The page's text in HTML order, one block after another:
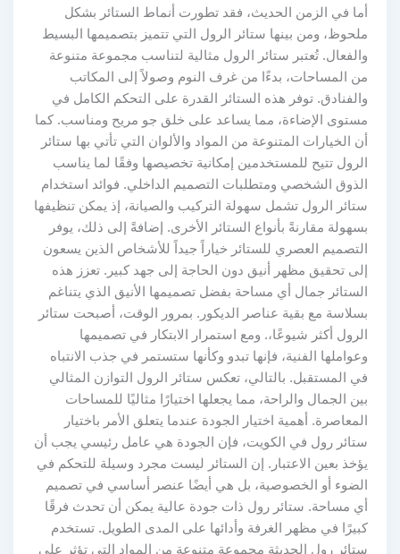
أما في الزمن الحديث، فقد تطورت أنماط الستائر بشكل
ملحوظ، ومن بينها ستائر الرول التي تتميز بتصميمها البسيط
والفعال. تُعتبر ستائر الرول مثالية لتناسب مجموعة متنوعة
من المساحات، بدءًا من غرف النوم وصولاً إلى المكاتب
والفنادق. توفر هذه الستائر القدرة على التحكم الكامل في
مستوى الإضاءة، مما يساعد على خلق جو مريح ومناسب. كما
أن الخيارات المتنوعة من المواد والألوان التي تأتي بها ستائر
الرول تتيح للمستخدمين إمكانية تخصيصها وفقًا لما يناسب
الذوق الشخصي ومتطلبات التصميم الداخلي. فوائد استخدام
ستائر الرول تشمل سهولة التركيب والصيانة، إذ يمكن تنظيفها
بسهولة مقارنةً بأنواع الستائر الأخرى. إضافةً إلى ذلك، يوفر
التصميم العصري للستائر خياراً جيداً للأشخاص الذين يسعون
إلى تحقيق مظهر أنيق دون الحاجة إلى جهد كبير. تعزز هذه
الستائر جمال أي مساحة بفضل تصميمها الأنيق الذي يتناغم
بسلاسة مع بقية عناصر الديكور. بمرور الوقت، أصبحت ستائر
الرول أكثر شيوعًا،. ومع استمرار الابتكار في تصميمها
وعواملها الفنية، فإنها تبدو وكأنها ستستمر في جذب الانتباه
في المستقبل. بالتالي، تعكس ستائر الرول التوازن المثالي
بين الجمال والراحة، مما يجعلها اختيارًا مثاليًا للمساحات
المعاصرة. أهمية اختيار الجودة عندما يتعلق الأمر باختيار
ستائر رول في الكويت، فإن الجودة هي عامل رئيسي يجب أن
يؤخذ بعين الاعتبار. إن الستائر ليست مجرد وسيلة للتحكم في
الضوء أو الخصوصية، بل هي أيضًا عنصر أساسي في تصميم
أي مساحة. ستائر رول ذات جودة عالية يمكن أن تحدث فرقًا
كبيرًا في مظهر الغرفة وأدائها على المدى الطويل. تستخدم
ستائر رول الحديثة مجموعة متنوعة من المواد التي تؤثر على